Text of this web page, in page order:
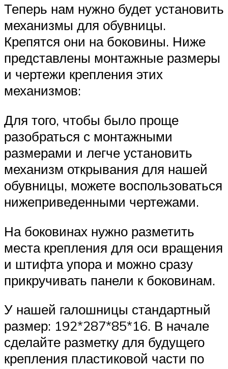
Теперь нам нужно будет установить
механизмы для обувницы.
Крепятся они на боковины. Ниже
представлены монтажные размеры
и чертежи крепления этих
механизмов:
Для того, чтобы было проще
разобраться с монтажными
размерами и легче установить
механизм открывания для нашей
обувницы, можете воспользоваться
нижеприведенными чертежами.
На боковинах нужно разметить
места крепления для оси вращения
и штифта упора и можно сразу
прикручивать панели к боковинам.
У нашей галошницы стандартный
размер: 192*287*85*16. В начале
сделайте разметку для будущего
крепления пластиковой части по